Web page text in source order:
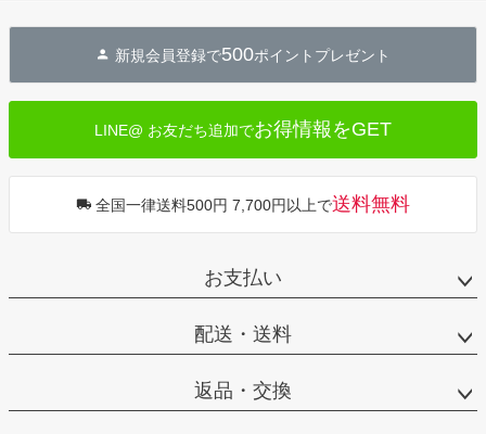
へ
新規会員登録で500ポイントプレゼント
LINE@ お友だち追加でお得情報をGET
全国一律送料500円 7,700円以上で送料無料
お支払い
配送・送料
返品・交換